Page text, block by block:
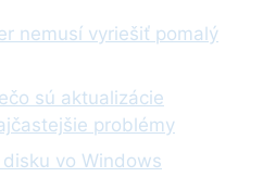
nemusí vyriešiť pomalý
sú aktualizácie
problémy
vo Windows